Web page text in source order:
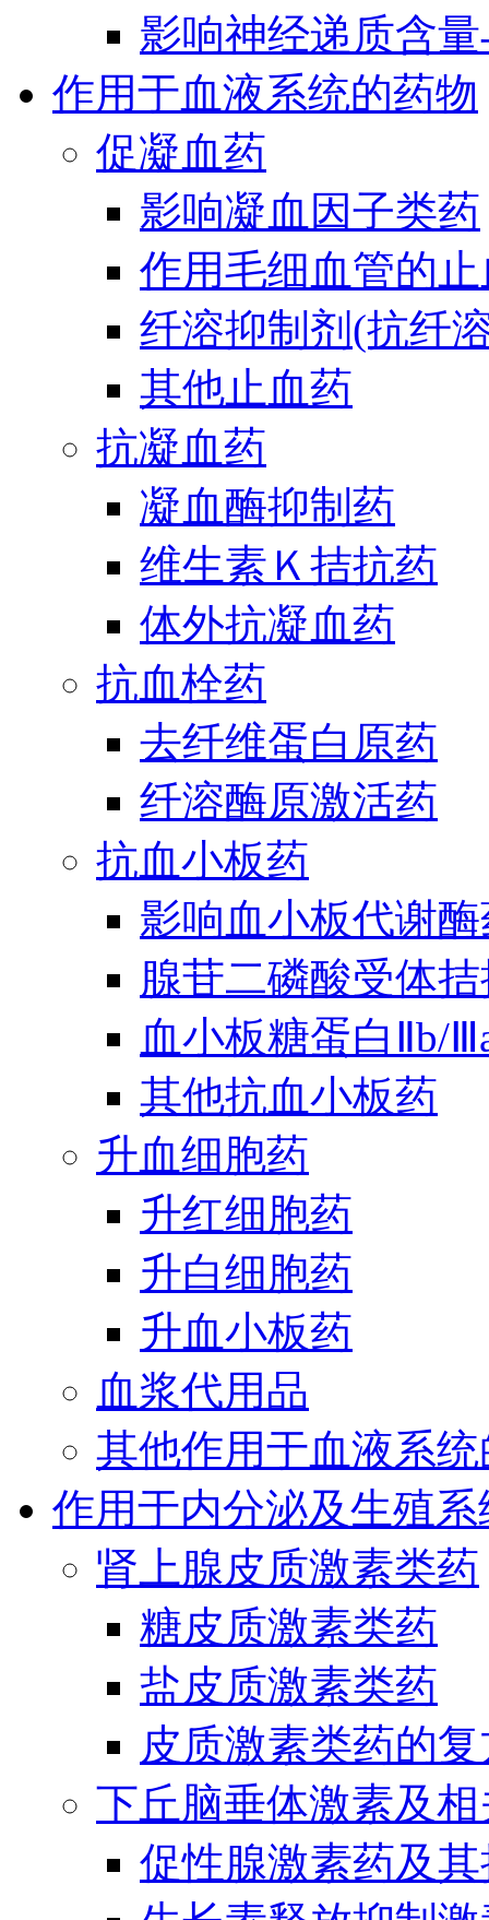
影响神经递质含
作用于血液系统的药物
促凝血药
影响凝血因子类药
作用毛细血管的
纤溶抑制剂(抗纤
其他止血药
抗凝血药
凝血酶抑制药
维生素Ｋ拮抗药
体外抗凝血药
抗血栓药
去纤维蛋白原药
纤溶酶原激活药
抗血小板药
影响血小板代谢
腺苷二磷酸受体
血小板糖蛋白Ⅱb/
其他抗血小板药
升血细胞药
升红细胞药
升白细胞药
升血小板药
血浆代用品
其他作用于血液系
作用于内分泌及生殖
肾上腺皮质激素类药
糖皮质激素类药
盐皮质激素类药
皮质激素类药的
下丘脑垂体激素及
促性腺激素药及